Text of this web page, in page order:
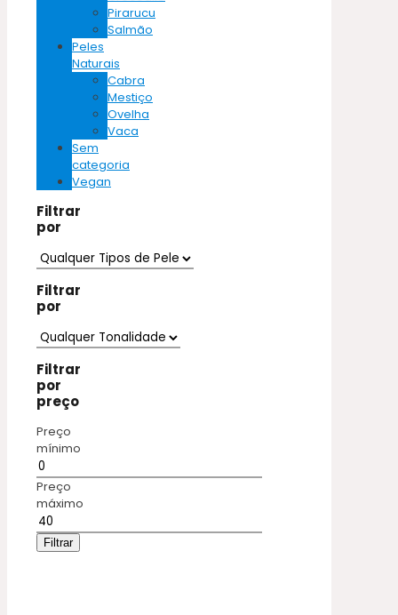
Pirarucu
Salmão
Peles
Naturais
Cabra
Mestiço
Ovelha
Vaca
Sem
categoria
Vegan
Filtrar
por
Filtrar
por
Filtrar
por
preço
Preço
mínimo
Preço
máximo
Filtrar